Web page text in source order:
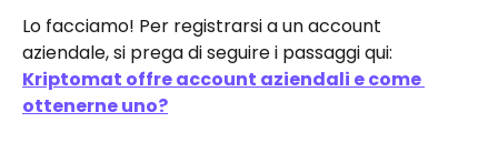
Lo facciamo! Per registrarsi a un account
aziendale, si prega di seguire i passaggi qui:
Kriptomat offre account aziendali e come
ottenerne uno?